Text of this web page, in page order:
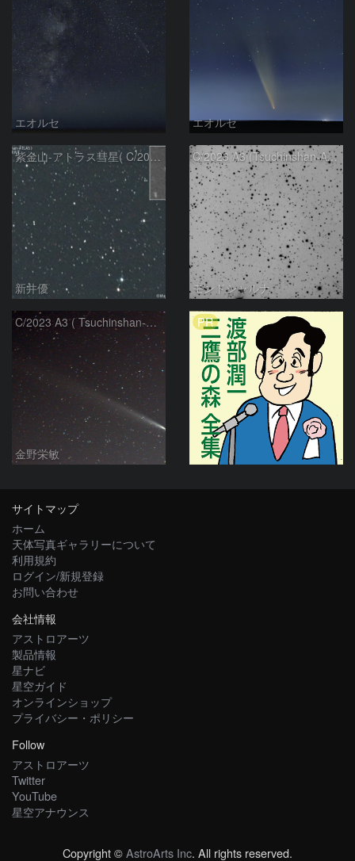
エオルセ エオルセ
紫金山-アトラス彗星( C/2023A3 )：2025/09/16
新井優
C/2023 A3 (Tsuchinshan-ATLAS)
モンドシャルナ
C/2023 A3 ( Tsuchinshan-ATLAS )
金野栄敏
PR
サイトマップ
ホーム
天体写真ギャラリーについて
利用規約
ログイン/新規登録
お問い合わせ
会社情報
アストロアーツ
製品情報
星ナビ
星空ガイド
オンラインショップ
プライバシー・ポリシー
Follow
アストロアーツ
Twitter
YouTube
星空アナウンス
Copyright ©AstroArts Inc. All rights reserved.